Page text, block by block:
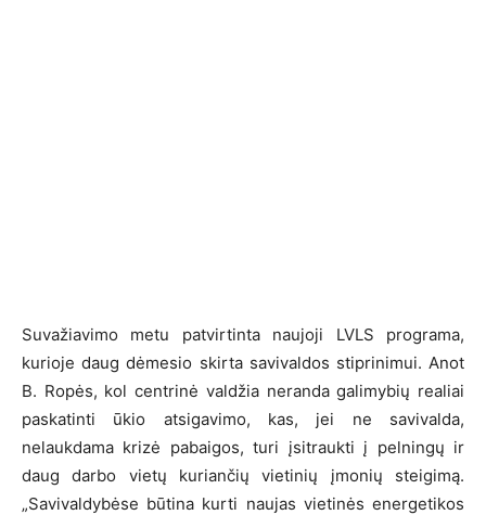
Suvažiavimo metu patvirtinta naujoji LVLS programa,
kurioje daug dėmesio skirta savivaldos stiprinimui. Anot
B. Ropės, kol centrinė valdžia neranda galimybių realiai
paskatinti ūkio atsigavimo, kas, jei ne savivalda,
nelaukdama krizė pabaigos, turi įsitraukti į pelningų ir
daug darbo vietų kuriančių vietinių įmonių steigimą.
„Savivaldybėse būtina kurti naujas vietinės energetikos